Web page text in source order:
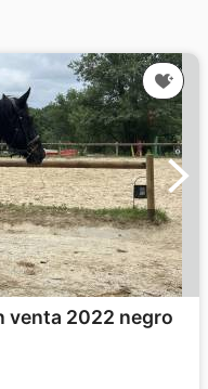
venta 2022 negro